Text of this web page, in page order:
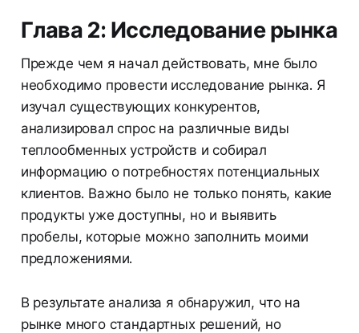
Глава 2: Исследование рынка
Прежде чем я начал действовать, мне было
необходимо провести исследование рынка. Я
изучал существующих конкурентов,
анализировал спрос на различные виды
теплообменных устройств и собирал
информацию о потребностях потенциальных
клиентов. Важно было не только понять, какие
продукты уже доступны, но и выявить
пробелы, которые можно заполнить моими
предложениями.
В результате анализа я обнаружил, что на
рынке много стандартных решений, но